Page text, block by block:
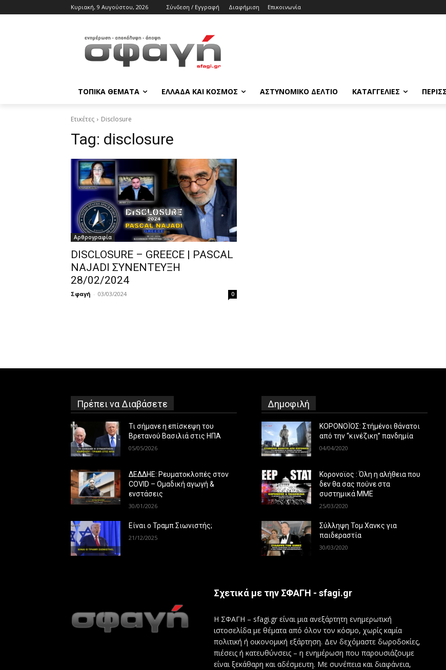
Κυριακή, 9 Αυγούστου, 2026 Σύνδεση / Εγγραφή Διαφήμιση Επικοινωνία
ΤΟΠΙΚΑ ΘΕΜΑΤΑ ΕΛΛΑΔΑ ΚΑΙ ΚΟΣΜΟΣ ΑΣΤΥΝΟΜΙΚΟ ΔΕΛΤΙΟ ΚΑΤΑΓΓΕΛΙΕΣ
Ετικέτες Disclosure
Tag: disclosure
Αρθρογραφία
DISCLOSURE – GREECE | PASCAL
NAJADI ΣΥΝΕΝΤΕΥΞΗ
28/02/2024
Σφαγή - 03/03/2024 0
Πρέπει να Διαβάσετε
Τι σήμανε η επίσκεψη του
Βρετανού Βασιλιά στις ΗΠΑ
05/05/2026
ΔΕΔΔΗΕ: Ρευματοκλοπές στον
COVID – Ομαδική αγωγή &
ενστάσεις
30/01/2026
Είναι ο Τραμπ Σιωνιστής;
21/12/2025
Δημοφιλή
ΚΟΡΟΝΟΪΟΣ: Στήμένοι θάνατοι
από την “κινέζικη” πανδημία
04/04/2020
Κορονοϊος : Όλη η αλήθεια που
δεν θα σας πούνε στα
συστημικά ΜΜΕ
25/03/2020
Σύλληψη Τομ Χανκς για
παιδεραστία
30/03/2020
Σχετικά με την ΣΦΑΓΗ - sfagi.gr
Η ΣΦΑΓΗ – sfagi.gr είναι μια ανεξάρτητη ενημερωτική
ιστοσελίδα με θέματα από όλον τον κόσμο, χωρίς καμία
πολιτική ή οικονομική εξάρτηση. Δεν δεχόμαστε δωροδοκίες,
πιέσεις ή κατευθύνσεις – η ενημέρωση που παρουσιάζουμε
είναι ξεκάθαρη και αδέσμευτη. Με συνέπεια και διαφάνεια,